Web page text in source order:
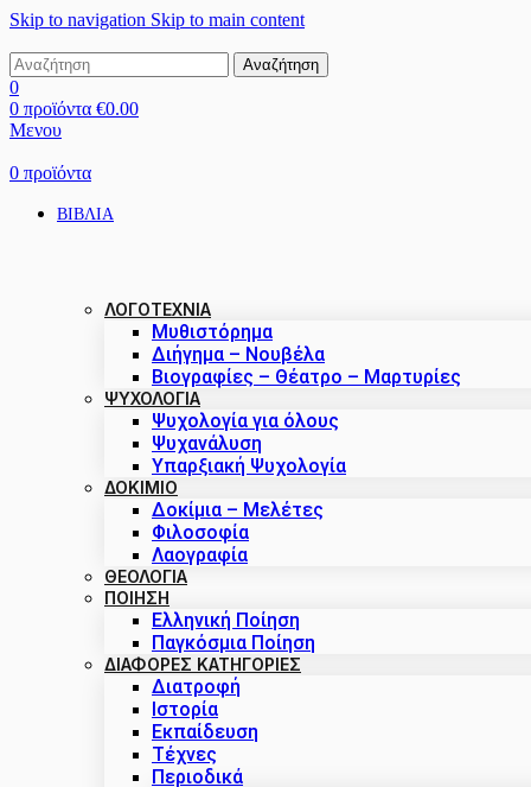
Skip to navigation Skip to main content
Αναζήτηση
0
0 προϊόντα €0.00
Μενου
0 προϊόντα
ΒΙΒΛΙΑ
ΛΟΓΟΤΕΧΝΙΑ
Μυθιστόρημα
Διήγημα – Νουβέλα
Βιογραφίες – Θέατρο – Μαρτυρίες
ΨΥΧΟΛΟΓΙΑ
Ψυχολογία για όλους
Ψυχανάλυση
Υπαρξιακή Ψυχολογία
ΔΟΚΊΜΙΟ
Δοκίμια – Μελέτες
Φιλοσοφία
Λαογραφία
ΘΕΟΛΟΓΙΑ
ΠΟΙΗΣΗ
Ελληνική Ποίηση
Παγκόσμια Ποίηση
ΔΙΑΦΟΡΕΣ ΚΑΤΗΓΟΡΙΕΣ
Διατροφή
Ιστορία
Εκπαίδευση
Τέχνες
Περιοδικά